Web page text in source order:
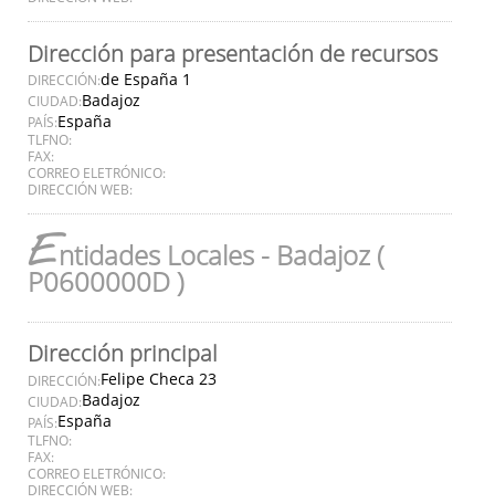
Dirección para presentación de recursos
DIRECCIÓN:de España 1
CIUDAD:Badajoz
PAÍS:España
TLFNO:
FAX:
CORREO ELETRÓNICO:
DIRECCIÓN WEB:
Entidades Locales - Badajoz (
P0600000D )
Dirección principal
DIRECCIÓN:Felipe Checa 23
CIUDAD:Badajoz
PAÍS:España
TLFNO:
FAX:
CORREO ELETRÓNICO:
DIRECCIÓN WEB: